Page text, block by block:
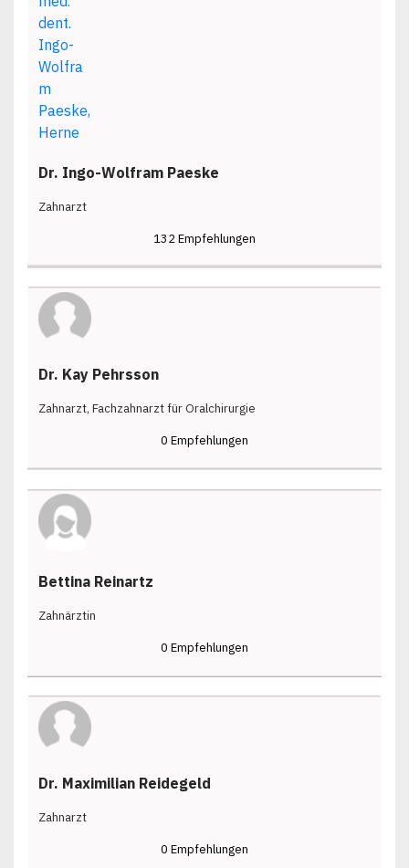
Dr. Ingo-Wolfram Paeske
Zahnarzt
132 Empfehlungen
Dr. Kay Pehrsson
Zahnarzt, Fachzahnarzt für Oralchirurgie
0 Empfehlungen
Bettina Reinartz
Zahnärztin
0 Empfehlungen
Dr. Maximilian Reidegeld
Zahnarzt
0 Empfehlungen